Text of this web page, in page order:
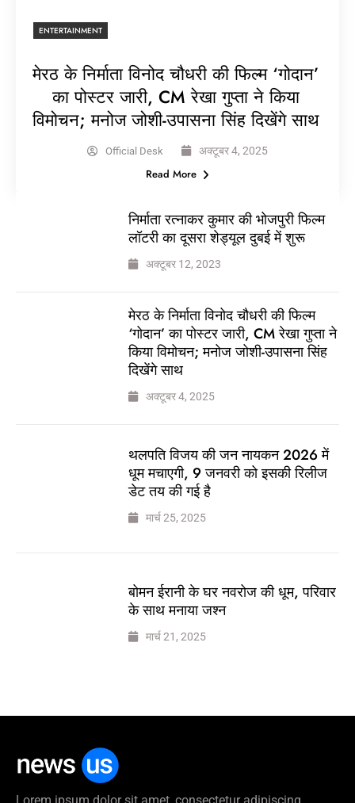
ENTERTAINMENT
मेरठ के निर्माता विनोद चौधरी की फिल्म ‘गोदान’
का पोस्टर जारी, CM रेखा गुप्ता ने किया
विमोचन; मनोज जोशी-उपासना सिंह दिखेंगे साथ
Official Desk अक्टूबर 4, 2025
Read More
निर्माता रत्नाकर कुमार की भोजपुरी फिल्म
लॉटरी का दूसरा शेड्यूल दुबई में शुरू
अक्टूबर 12, 2023
मेरठ के निर्माता विनोद चौधरी की फिल्म
‘गोदान’ का पोस्टर जारी, CM रेखा गुप्ता ने
किया विमोचन; मनोज जोशी-उपासना सिंह
दिखेंगे साथ
अक्टूबर 4, 2025
थलपति विजय की जन नायकन 2026 में
धूम मचाएगी, 9 जनवरी को इसकी रिलीज
डेट तय की गई है
मार्च 25, 2025
बोमन ईरानी के घर नवरोज की धूम, परिवार
के साथ मनाया जश्न
मार्च 21, 2025